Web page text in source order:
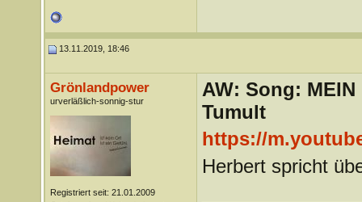
13.11.2019, 18:46
Grönlandpower
urverläßlich-sonnig-stur
Registriert seit: 21.01.2009
AW: Song:
Tumult
https://
Herbert spricht